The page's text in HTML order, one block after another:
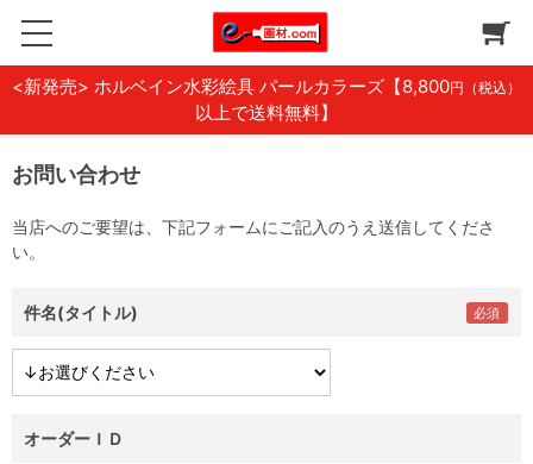
<新発売> ホルベイン水彩絵具 パールカラーズ 【8,800円（税込）
以上で送料無料】
お問い合わせ
当店へのご要望は、下記フォームにご記入のうえ送信してくださ
い。
件名(タイトル)
オーダーＩＤ